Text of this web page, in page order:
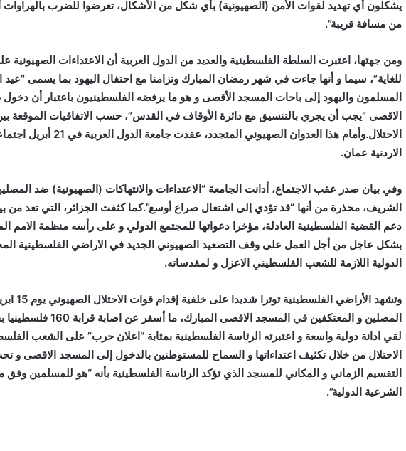
يشكلون أي تهديد لقوات الأمن (الصهيونية) بأي شكل من الأشكال، تعرضوا للضرب
من مسافة قريبة”.
ومن جهتها، اعتبرت السلطة الفلسطينية والعديد من الدول العربية أن الاعتداءات الصهيونية
للغاية”، سيما و أنها جاءت في شهر رمضان المبارك وتزامنا مع احتفال اليهود بما يسمى “عيد
المسلمون واليهود إلى باحات المسجد الأقصى و هو ما يرفضه الفلسطينيون باعتبار أن
الاقصى “يجب أن يجري بالتنسيق مع دائرة الأوقاف في القدس”، حسب الاتفاقيات الموقعة
الاحتلال.وأمام هذا العدوان
الاردنية عمان.
وفي بيان صدر عقب الاجتماع، أدانت الجامعة “الاعتداءات والانتهاكات (الصهيونية) ضد
الشريف، محذرة من أنها “قد تؤدي إلى اشتعال صراع أوسع”.كما كثفت الجزائر، التي تعد من
دعم القضية الفلسطينية العادلة، مؤخرا دعواتها للمجتمع الدولي و على رأسه منظمة الامم
بشكل عاجل من أجل العمل على وقف التصعيد الصهيوني الجديد في الاراضي الفلسطينية
الدولية اللازمة للشعب الفلسطيني الاعزل و لمقدساته.
وتشهد
المصلين و المعتكفين في المسجد
لقي ادانة دولية واسعة و اعتبرته الرئاسة الفلسطينية بمثابة “اعلان حرب” على الشعب
الاحتلال من خلال تكثيف اعتداءاتها و السماح للمستوطنين بالدخول إلى المسجد الاقصى و
التقسيم الزماني و المكاني للمسجد الذي تؤكد الرئاسة الفلسطينية بأنه “هو للمسلمين
الشرعية الدولية”.